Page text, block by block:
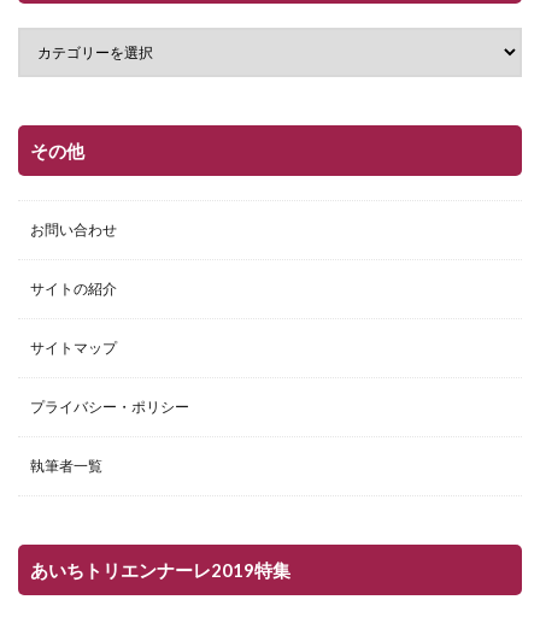
その他
お問い合わせ
サイトの紹介
サイトマップ
プライバシー・ポリシー
執筆者一覧
あいちトリエンナーレ2019特集